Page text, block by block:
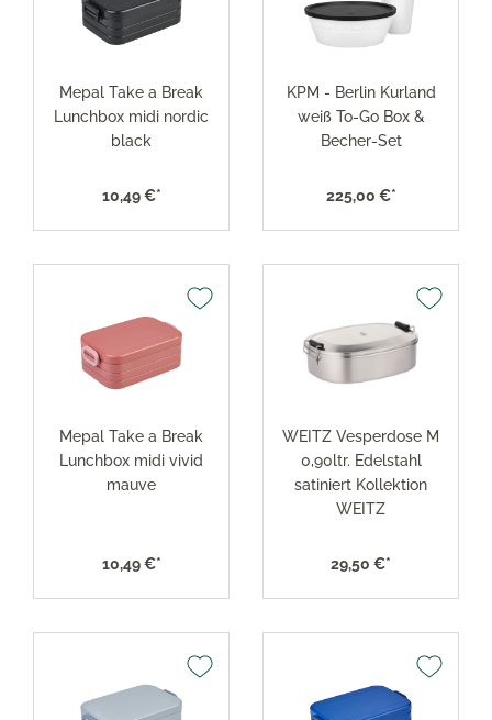
Mepal Take a Break
Lunchbox midi nordic
black
10,49 €*
KPM - Berlin Kurland
weiß To-Go Box &
Becher-Set
225,00 €*
Mepal Take a Break
Lunchbox midi vivid
mauve
10,49 €*
WEITZ Vesperdose M
0,90ltr. Edelstahl
satiniert Kollektion
WEITZ
29,50 €*